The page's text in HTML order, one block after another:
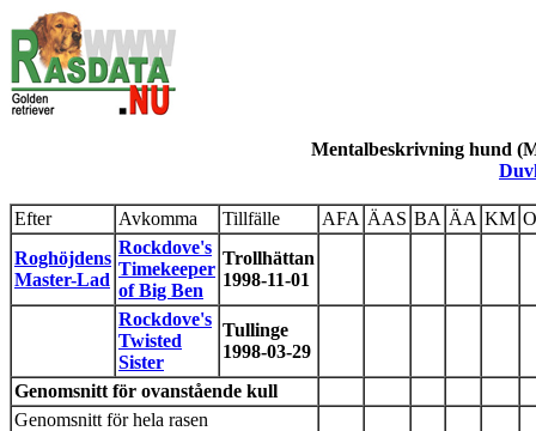
Mentalbeskrivning hund
Efter Avkomma Tillfälle AFA ÄAS BA ÄA KM
Roghöjdens
Master-Lad
Rockdove's
Timekeeper
of Big Ben
Trollhättan
1998-11-01
Rockdove's
Twisted
Sister
Tullinge
1998-03-29
Genomsnitt för ovanstående kull
Genomsnitt för hela rasen